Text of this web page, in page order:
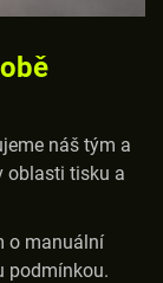
náš tým a
oblasti tisku a
o manuální
podmínkou.